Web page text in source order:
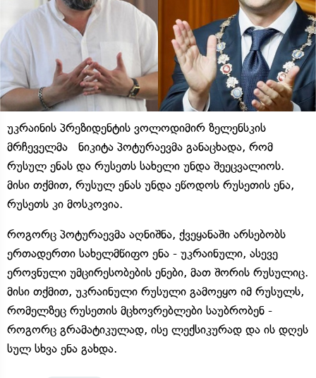
უკრაინის პრეზიდენტის ვოლოდიმირ ზელენსკის
მრჩეველმა
ნიკიტა პოტურაევმა განაცხადა, რომ
რუსულ ენას და რუსეთს სახელი უნდა შეეცვალიოს.
მისი თქმით, რუსულ ენას უნდა ეწოდოს რუსეთის ენა,
რუსეთს კი მოსკოვია.
როგორც პოტურაევმა აღნიშნა, ქვეყანაში არსებობს
ერთადერთი სახელმწიფო ენა - უკრაინული, ასევე
ეროვნული უმცირესობების ენები, მათ შორის რუსულიც.
მისი თქმით, უკრაინული რუსული გამოეყო იმ რუსულს,
რომელზეც რუსეთის მცხოვრებლები საუბრობენ -
როგორც გრამატიკულად, ისე ლექსიკურად და ის დღეს
სულ სხვა ენა გახდა.